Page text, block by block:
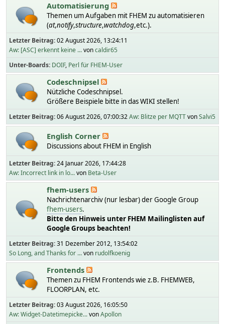
Automatisierung
Themen um Aufgaben mit FHEM zu automatisieren
(at,notify,structure,watchdog,etc.).
Letzter Beitrag:02 August 2026, 13:24:11
Aw: [ASC] erkennt keine ...voncaldir65
Unter-Boards DOIF Perl für FHEM-User
Codeschnipsel
Nützliche Codeschnipsel.
Größere Beispiele bitte in das WIKI stellen!
Letzter Beitrag:06 August 2026, 07:00:32Aw: Blitze per MQTTvonSalvi5
English Corner
Discussions about FHEM in English
Letzter Beitrag:24 Januar 2026, 17:44:28
Aw: Incorrect link in lo...von Beta-User
fhem-users
Nachrichtenarchiv (nur lesbar) der Google Group
fhem-users.
Bitte den Hinweis unter FHEM Mailinglisten auf
Google Groups beachten!
Letzter Beitrag:31 Dezember 2012, 13:54:02
So Long, and Thanks for ...von rudolfkoenig
Frontends
Themen zu FHEM Frontends wie z.B. FHEMWEB,
FLOORPLAN, etc.
Letzter Beitrag:03 August 2026, 16:05:50
Aw: Widget-Datetimepicke...vonApollon